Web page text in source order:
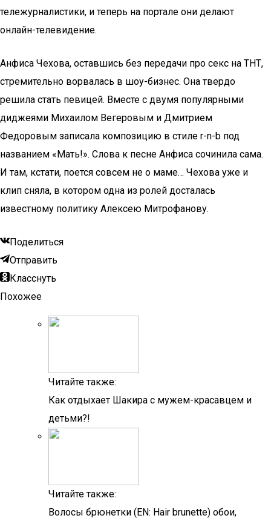
тележурналистики, и теперь на портале они делают
онлайн-телевидение.
Анфиса Чехова, оставшись без передачи про секс на ТНТ,
стремительно ворвалась в шоу-бизнес. Она твердо
решила стать певицей. Вместе с двумя популярными
диджеями Михаилом Вегеровым и Дмитрием
Федоровым записала композицию в стиле r-n-b под
названием «Мать!». Слова к песне Анфиса сочинила сама.
И там, кстати, поется совсем не о маме… Чехова уже и
клип сняла, в котором одна из ролей досталась
известному политику Алексею Митрофанову.
Поделиться
Отправить
Класснуть
Похожее
Читайте также:
Как отдыхает Шакира с мужем-красавцем и
детьми?!
Читайте также:
Волосы брюнетки (EN: Hair brunette) обои,